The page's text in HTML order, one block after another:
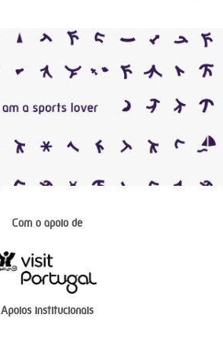
Com o apoio de
Apoios institucionais